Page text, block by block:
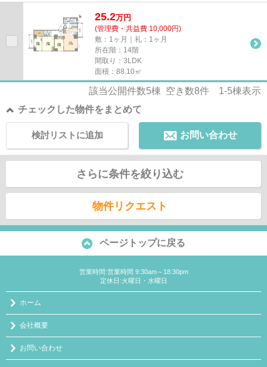
25.2万円
(管理費・共益費 10,000円)
敷：1ヶ月｜礼：1ヶ月
所在階：14階
間取り：3LDK
面積：88.10㎡
該当公開件数5棟 空き数8件 1-5棟表示
チェックした物件をまとめて
お問い合わせ
検討リストに追加
さらに条件を絞り込む
物件リクエスト
ページトップに戻る
営業時間:営業時間 9:30am～18:30pm
定休日:火曜日・水曜日
ホーム
会社概要
お問い合わせ